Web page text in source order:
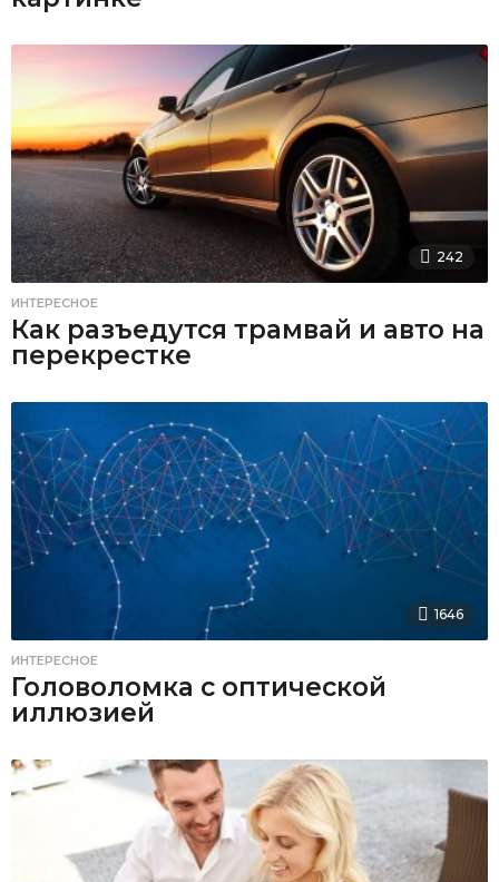
242
ИНТЕРЕСНОЕ
Как разъедутся трамвай и авто на
перекрестке
1646
ИНТЕРЕСНОЕ
Головоломка с оптической
иллюзией